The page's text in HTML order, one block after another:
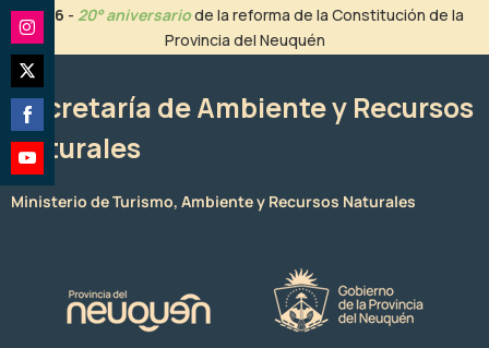
contenido
2026 - 20° aniversariode la reforma de la Constitución de la
Provincia del Neuquén
Secretaría de Ambiente y Recursos
Naturales
Ministerio de Turismo, Ambiente y Recursos Naturales
Share
on
Instagram
Share
on
Twitter
Share
on
Facebook
Share
on